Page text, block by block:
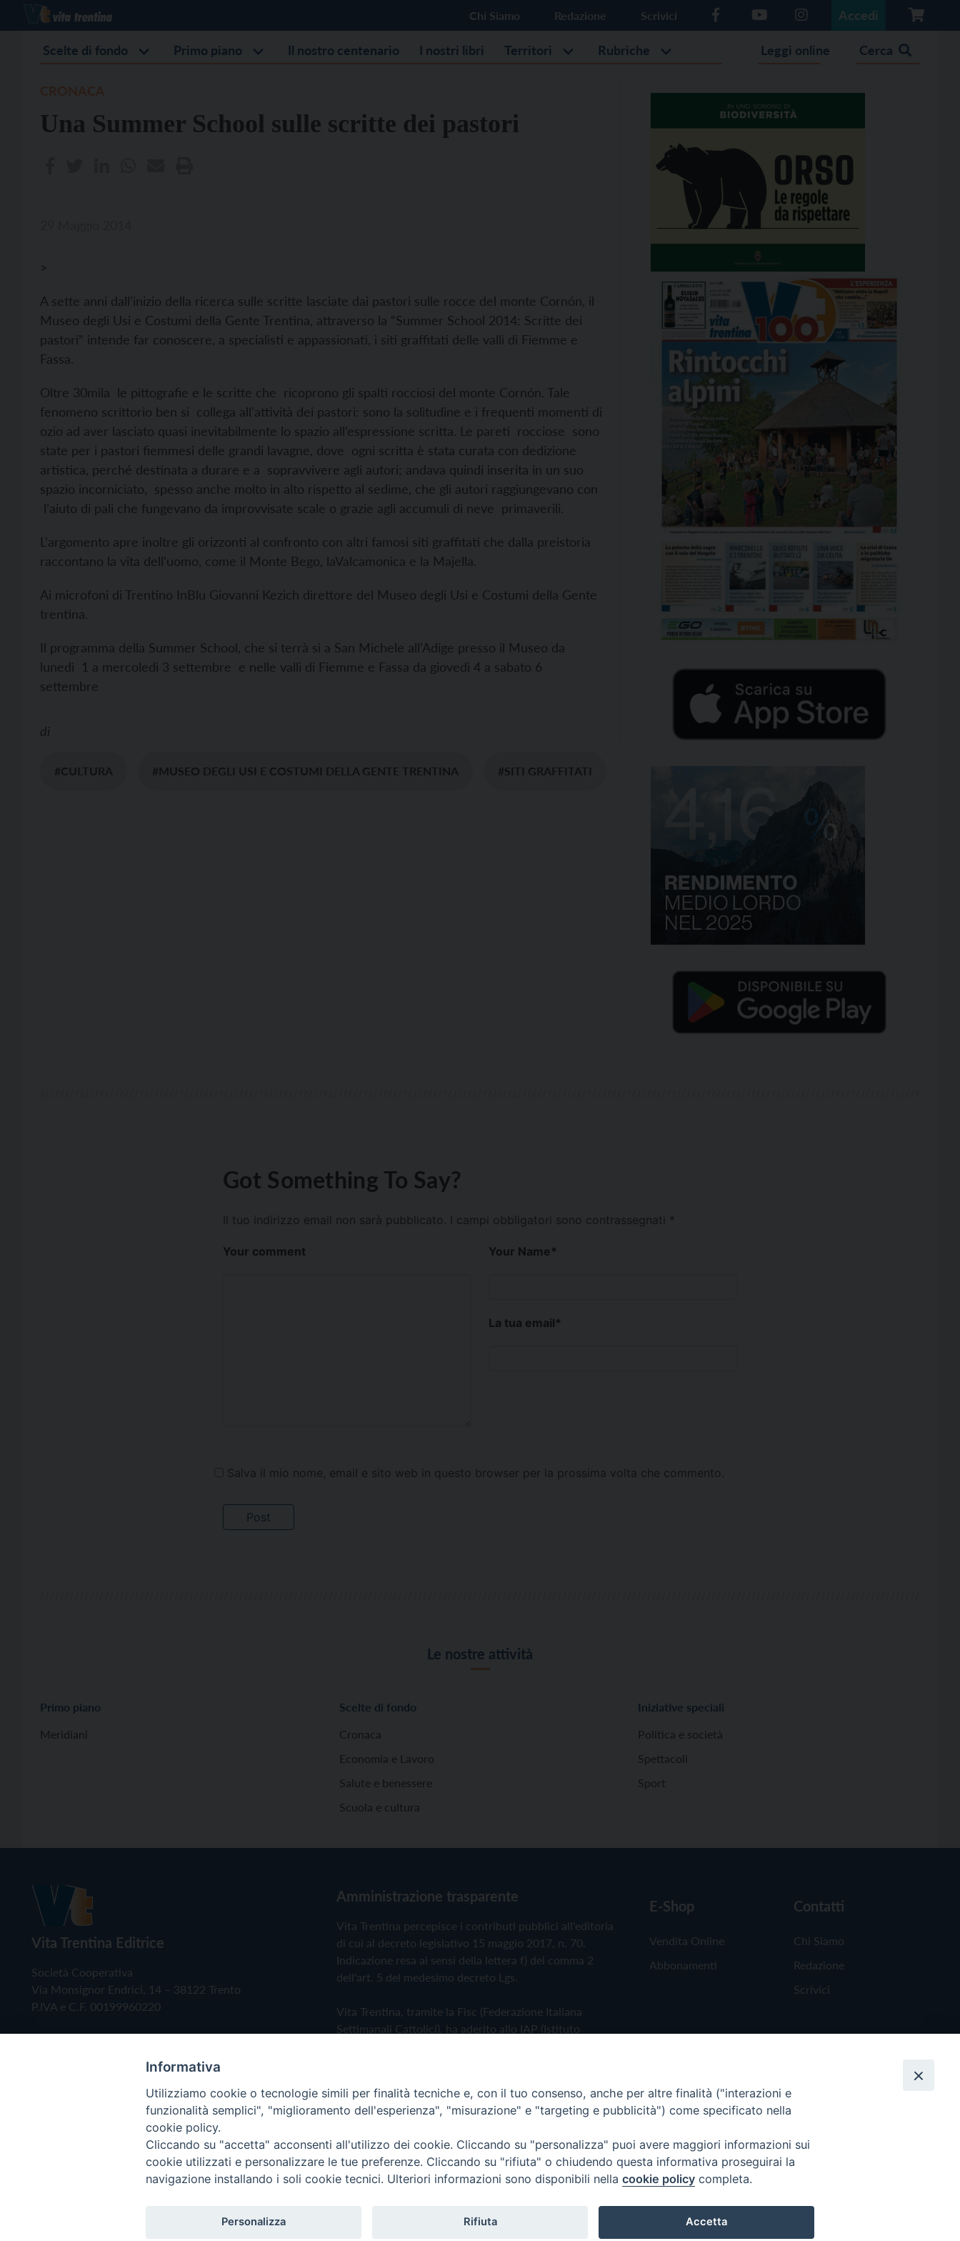
Chi Siamo Redazione Scrivici Accedi
Scelte di fondo Primo piano Il nostro centenario I nostri libri Territori Rubriche Leggi online Cerca
Una Summer School sulle scritte dei pastori
>
A sette anni dall’inizio della ricerca sulle scritte lasciate dai pastori sulle rocce del monte Cornón, il
Museo degli Usi e Costumi della Gente Trentina, attraverso la “Summer School 2014: Scritte dei
pastori” intende far conoscere, a specialisti e appas­sionati, i siti graffitati delle valli di Fiemme e
Fassa.
Oltre 30mila le pittografie e le scritte che ricoprono gli spalti rocciosi del monte Cornón. Tale
fenomeno scrittorio ben si collega all’attività dei pastori: sono la solitudine e i frequenti momenti di
ozio ad aver lasciato quasi inevitabilmente lo spazio all’espressione scritta. Le pareti rocciose sono
state per i pastori fiemmesi delle grandi lavagne, dove ogni scritta è stata curata con dedizione
artistica, perché destinata a durare e a sopravvivere agli autori; andava quindi inserita in un suo
spazio incorniciato, spesso anche molto in alto rispetto al sedime, che gli autori raggiungevano con
l’aiuto di pali che fungevano da improvvisate scale o grazie agli accumuli di neve primaverili.
L’argomento apre inoltre gli orizzonti al confronto con altri famosi siti graffitati che dalla preistoria
raccontano la vita dell’uomo, come il Monte Bego, laValcamonica e la Majella.
Ai microfoni di Trentino InBlu Giovanni Kezich direttore del Museo degli Usi e Costumi della Gente
trentina.
Il programma della Summer School, che si terrà si a San Michele all’Adige presso il Museo da
lunedì 1 a mercoledì 3 settembre e nelle valli di Fiemme e Fassa da giovedì 4 a sabato 6
settembre
di
#CULTURA #MUSEO DEGLI USI E COSTUMI DELLA GENTE TRENTINA #SITI GRAFFITATI
Got Something To Say?
Il tuo indirizzo email non sarà pubblicato. I campi obbligatori sono contrassegnati *
Your comment Your Name*
La tua email*
Salva il mio nome, email e sito web in questo browser per la prossima volta che commento.
Le nostre attività
Primo piano
Meridiani
Scelte di fondo
Cronaca
Economia e Lavoro
Salute e benessere
Scuola e cultura
Iniziative speciali
Politica e società
Spettacoli
Sport
Vita Trentina Editrice
Società Cooperativa
Via Monsignor Endrici, 14 – 38122 Trento
P.IVA e C.F. 00199960220
Amministrazione trasparente
Vita Trentina percepisce i contributi pubblici all'editoria
di cui al decreto legislativo 15 maggio 2017, n. 70.
Indicazione resa ai sensi della lettera f) del comma 2
dell'art. 5 del medesimo decreto Lgs.
Vita Trentina, tramite la Fisc (Federazione Italiana
Settimanali Cattolici), ha aderito allo IAP (Istituto
Privacy Policy Cookie Policy
E-Shop
Vendita Online
Abbonamenti
Contatti
Chi Siamo
Redazione
Scrivici
Copyright © 2019 - Tutti i diritti riservati - Vita Trentina Editrice
Informativa
Utilizziamo cookie o tecnologie simili per finalità tecniche e, con il tuo consenso, anche per altre finalità ("interazioni e
funzionalità semplici", "miglioramento dell'esperienza", "misurazione" e "targeting e pubblicità") come specificato nella
cookie policy.
Cliccando su "accetta" acconsenti all'utilizzo dei cookie. Cliccando su "personalizza" puoi avere maggiori informazioni sui
cookie utilizzati e personalizzare le tue preferenze. Cliccando su "rifiuta" o chiudendo questa informativa proseguirai la
navigazione installando i soli cookie tecnici. Ulteriori informazioni sono disponibili nella cookie policy completa.
Personalizza Rifiuta Accetta